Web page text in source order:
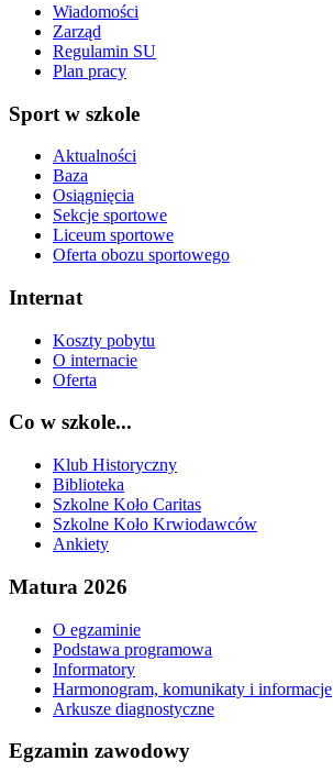
Wiadomości
Zarząd
Regulamin SU
Plan pracy
Sport w szkole
Aktualności
Baza
Osiągnięcia
Sekcje sportowe
Liceum sportowe
Oferta obozu sportowego
Internat
Koszty pobytu
O internacie
Oferta
Co w szkole...
Klub Historyczny
Biblioteka
Szkolne Koło Caritas
Szkolne Koło Krwiodawców
Ankiety
Matura 2026
O egzaminie
Podstawa programowa
Informatory
Harmonogram, komunikaty i informacje
Arkusze diagnostyczne
Egzamin zawodowy